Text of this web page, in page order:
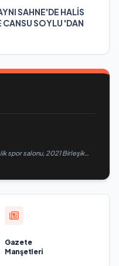
SAHNE'DE HALİS
SOYLU 'DAN
spor salonu, 2021 Birleşik
Gazete
Manşetleri